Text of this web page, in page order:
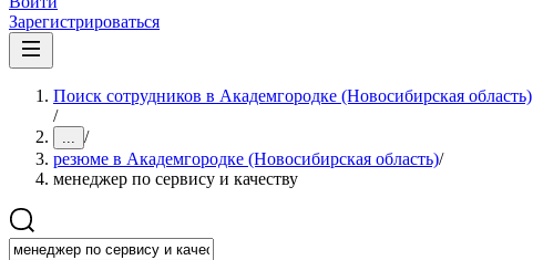
Зарегистрироваться
Поиск сотрудников в Академгородке (Новосибирская область)
/
... /
резюме в Академгородке (Новосибирская область)/
менеджер по сервису и качеству